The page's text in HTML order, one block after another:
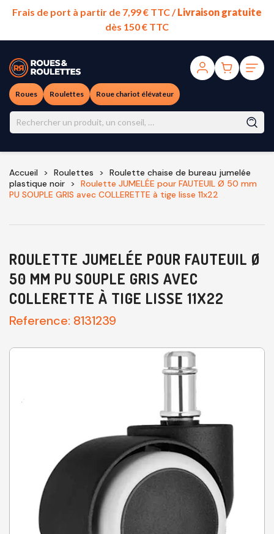
Frais de port à partir de 7,99 € TTC /Livraison gratuite
dès 150 € TTC
Roues Roulettes Roue chariot élévateur
Accueil Roulettes
Roulette chaise de bureau jumelée
plastique noir
Roulette JUMELÉE pour FAUTEUIL Ø 50 mm
PU SOUPLE GRIS avec COLLERETTE à tige lisse 11x22
ROULETTE JUMELÉE POUR FAUTEUIL Ø
50 MM PU SOUPLE GRIS AVEC
COLLERETTE À TIGE LISSE 11X22
Reference: 8131239